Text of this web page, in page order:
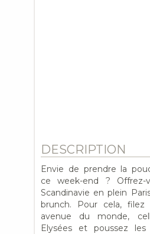
DESCRIPTION
Envie de prendre la
ce week-end ?
Scandinavie en plein
brunch. Pour cela,
avenue du monde,
Elysées et poussez